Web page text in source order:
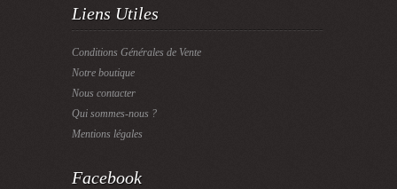
Liens Utiles
Conditions Générales de Vente
Notre boutique
Nous contacter
Qui sommes-nous ?
Mentions légales
Facebook